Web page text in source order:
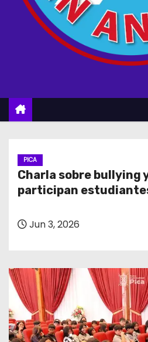
PICA
Charla sobre bullying
participan
Jun 3, 2026